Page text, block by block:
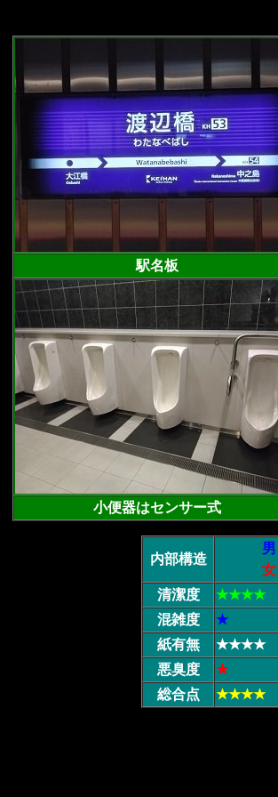
駅名板
小便器はセンサー式
内部構造
男
女
清潔度
★★★★
混雑度
★
紙有無
★★★★
悪臭度
★
総合点
★★★★